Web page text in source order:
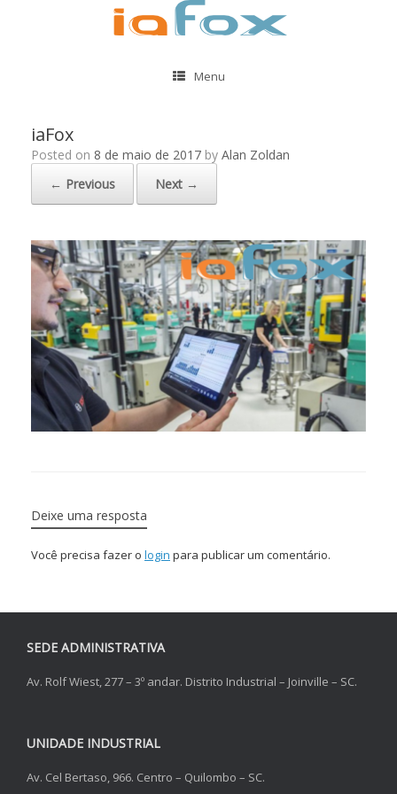
Menu
iaFox
Posted on 8 de maio de 2017 by Alan Zoldan
← Previous
Next →
Deixe uma resposta
Você precisa fazer o login para publicar um comentário.
SEDE ADMINISTRATIVA
Av. Rolf Wiest, 277 – 3º andar. Distrito Industrial – Joinville – SC.
UNIDADE INDUSTRIAL
Av. Cel Bertaso, 966. Centro – Quilombo – SC.